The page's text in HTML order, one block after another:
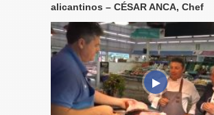
alicantinos – CÉSAR ANCA, Chef